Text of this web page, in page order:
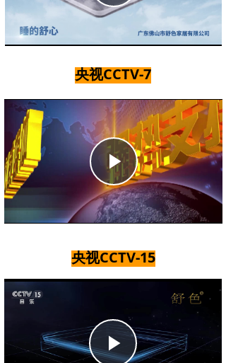
Video
央视CCTV-7
Play
央视CCTV-15
Play
Video